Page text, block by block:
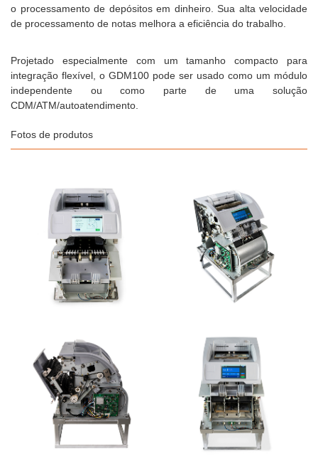
o processamento de depósitos em dinheiro. Sua alta velocidade
de processamento de notas melhora a eficiência do trabalho.
Projetado especialmente com um tamanho compacto para
integração flexível, o GDM100 pode ser usado como um módulo
independente ou como parte de uma solução
CDM/ATM/autoatendimento.
Fotos de produtos